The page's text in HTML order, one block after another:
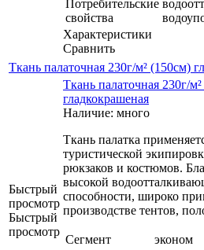
Потребительские
свойства
Характеристики
Сравнить
Ткань палаточная 230г/м² (150см)
Быстрый
просмотр
Быстрый
просмотр
Ткань палаточная 230г/
гладкокрашеная
Наличие: много
Ткань палатка
туристической
рюкзаков и костюмов.
высокой
способности, широко
производстве тентов,
Сегмент
эконом